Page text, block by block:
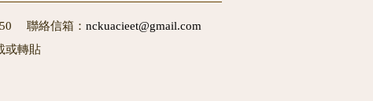
聯絡信箱： nckuacieet@gmail.com
或轉貼